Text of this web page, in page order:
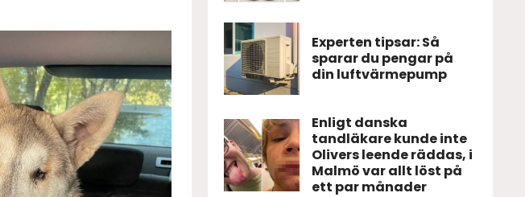
Experten tipsar: Så
sparar du pengar på
din luftvärmepump
Enligt danska
tandläkare kunde inte
Olivers leende räddas, i
Malmö var allt löst på
ett par månader